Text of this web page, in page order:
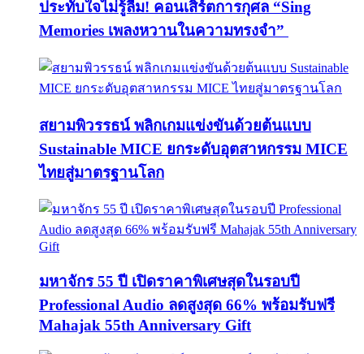
ประทับใจไม่รู้ลืม! คอนเสิร์ตการกุศล “Sing
Memories เพลงหวานในความทรงจำ”
สยามพิวรรธน์ พลิกเกมแข่งขันด้วยต้นแบบ
Sustainable MICE ยกระดับอุตสาหกรรม MICE
ไทยสู่มาตรฐานโลก
มหาจักร 55 ปี เปิดราคาพิเศษสุดในรอบปี
Professional Audio ลดสูงสุด 66% พร้อมรับฟรี
Mahajak 55th Anniversary Gift